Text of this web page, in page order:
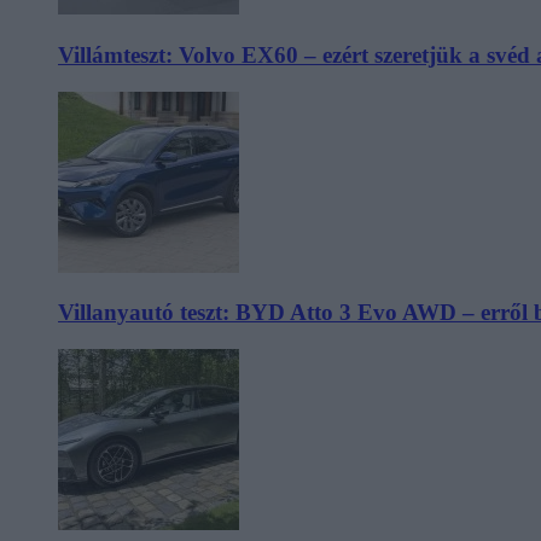
Villámteszt: Volvo EX60 – ezért szeretjük a svéd
Villanyautó teszt: BYD Atto 3 Evo AWD – erről